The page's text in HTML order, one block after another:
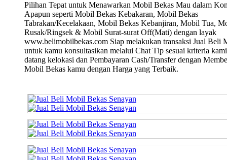
Pilihan Tepat untuk Menawarkan Mobil Bekas Mau dalam
Apapun seperti Mobil Bekas Kebakaran, Mobil Bekas
Tabrakan/Kecelakaan, Mobil Bekas Kebanjiran, Mobil Tua,
Rusak/Ringsek & Mobil Surat-surat Off(Mati) dengan layak
www.belimobilbekas.com Siap melakukan transaksi Jual Beli
untuk kamu konsultasikan melalui Chat Tlp sesuai kriteria
datang kelokasi dan Pembayaran Cash/Transfer dengan
Mobil Bekas kamu dengan Harga yang Terbaik.